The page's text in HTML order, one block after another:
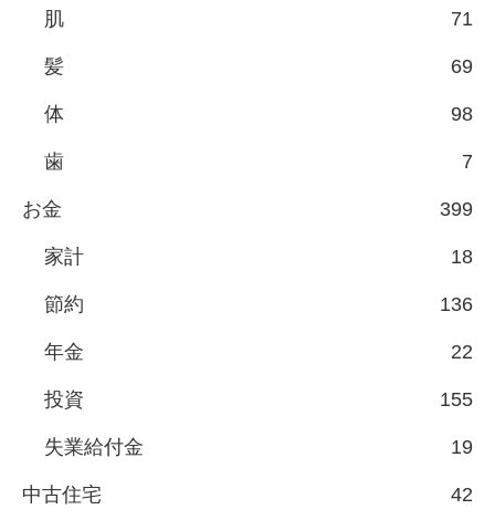
肌 71
髪 69
体 98
歯 7
お金 399
家計 18
節約 136
年金 22
投資 155
失業給付金 19
中古住宅 42